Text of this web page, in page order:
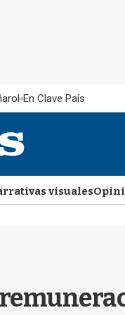
En Clave País
visuales